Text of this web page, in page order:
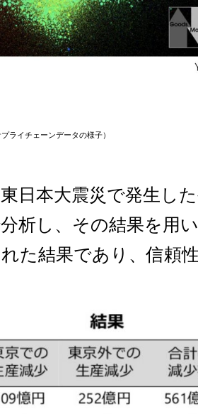
ライチェーンデータの様子）
日本大震災で発生し
析し、その結果を用
た結果であり、信頼